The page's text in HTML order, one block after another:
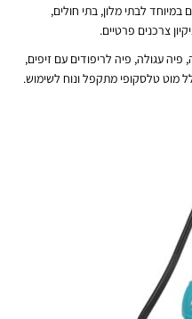
לבתי מלון, בתי חולים,
צרכנים פרטיים.
עגולה, פיה לריפודים עם זיפים,
מוט טלסקופי מתקפל ונוח לשימוש.